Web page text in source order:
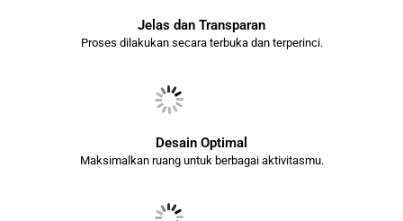
Jelas dan Transparan
Proses dilakukan secara terbuka dan terperinci.
Desain Optimal
Maksimalkan ruang untuk berbagai aktivitasmu.